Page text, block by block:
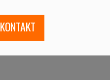
KONTAKT